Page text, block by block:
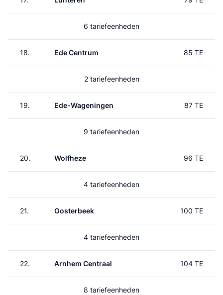
6 tariefeenheden
18. Ede Centrum 85 TE
2 tariefeenheden
19. Ede-Wageningen 87 TE
9 tariefeenheden
20. Wolfheze 96 TE
4 tariefeenheden
21. Oosterbeek 100 TE
4 tariefeenheden
22. Arnhem Centraal 104 TE
8 tariefeenheden